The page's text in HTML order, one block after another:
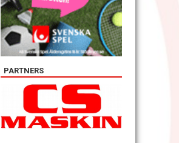
PARTNERS